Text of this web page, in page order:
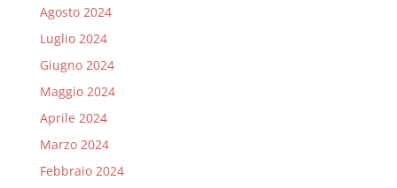
Agosto 2024
Luglio 2024
Giugno 2024
Maggio 2024
Aprile 2024
Marzo 2024
Febbraio 2024